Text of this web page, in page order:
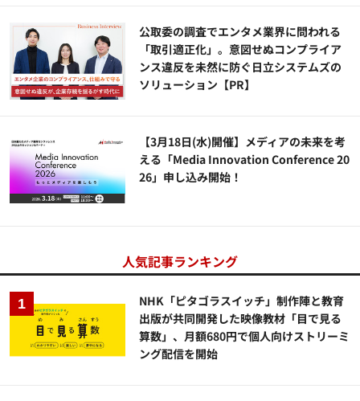
公​​取委の調査でエンタメ業界に問われる
「取引適正化」。意図せぬコンプライア
ンス違反を未然に防ぐ日立システムズの
ソリューション​【PR】
【3月18日(水)開催】メディアの未来を考
える「Media Innovation Conference 20
26」申し込み開始！
人気記事ランキング
NHK「ピタゴラスイッチ」制作陣と教育
出版が共同開発した映像教材「目で見る
算数」、月額680円で個人向けストリーミ
ング配信を開始